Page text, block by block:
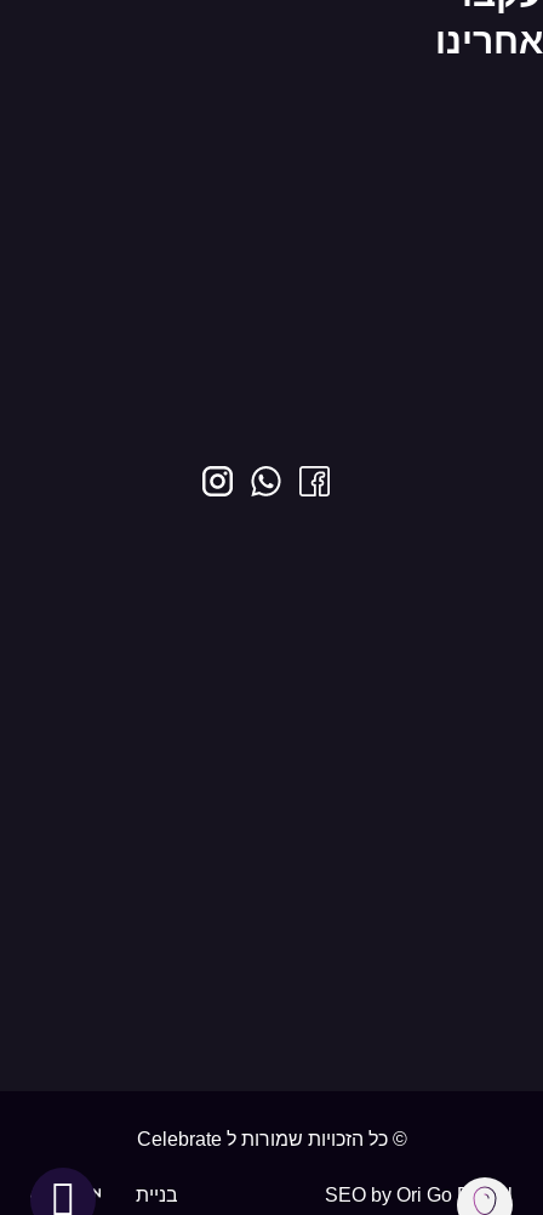
אחרינו
© כל הזכויות שמורות ל Celebrate
SEO by Ori Go Digital בניית